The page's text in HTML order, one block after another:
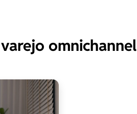
omnichannel